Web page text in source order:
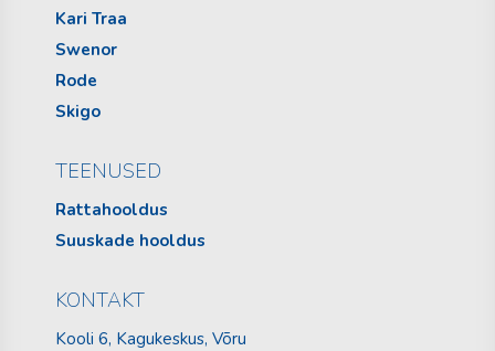
Kari Traa
Swenor
Rode
Skigo
TEENUSED
Rattahooldus
Suuskade hooldus
KONTAKT
Kooli 6, Kagukeskus, Võru